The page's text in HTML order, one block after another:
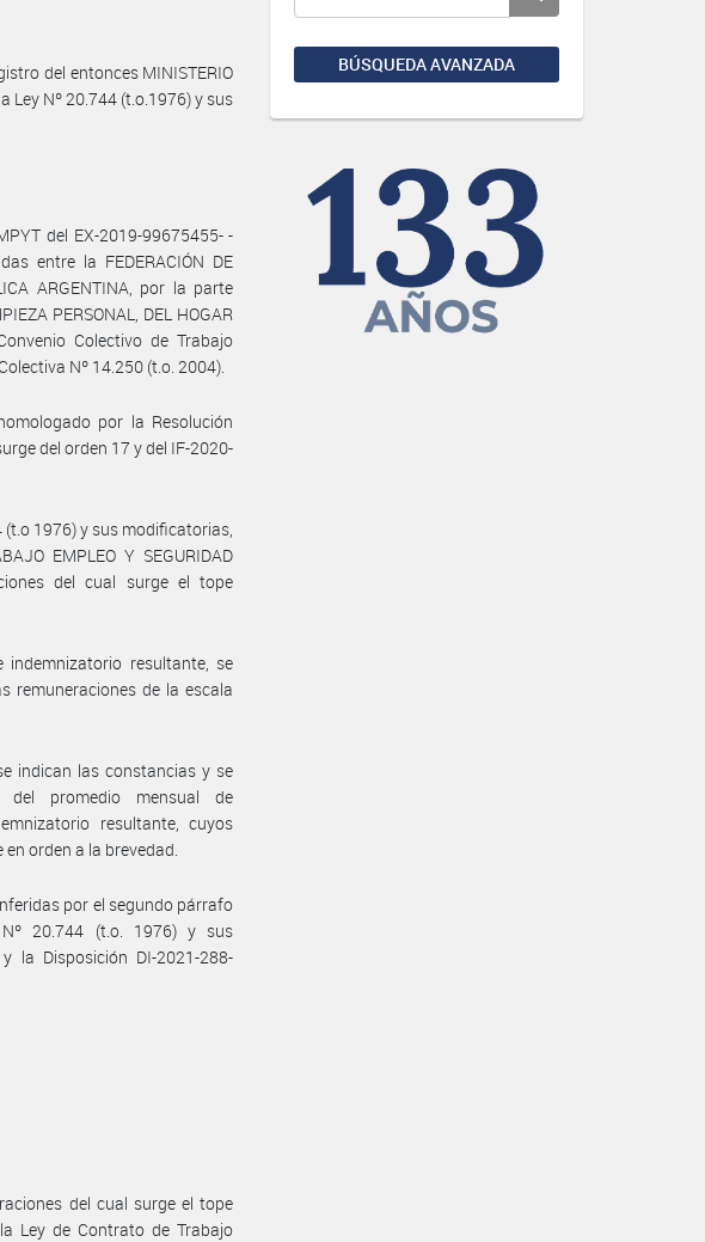
BÚSQUEDA AVANZADA
del entonces MINISTERIO
Ley Nº 20.744 (t.o.1976) y sus
del EX-2019-99675455- -
entre la FEDERACIÓN DE
ARGENTINA, por la parte
PERSONAL, DEL HOGAR
Colectivo de Trabajo
Nº 14.250 (t.o. 2004).
por la Resolución
del orden 17 y del IF-2020-
(t.o 1976) y sus modificatorias,
EMPLEO Y SEGURIDAD
del cual surge el tope
resultante, se
remuneraciones de la escala
indican las constancias y se
promedio mensual de
resultante, cuyos
orden a la brevedad.
por el segundo párrafo
20.744 (t.o. 1976) y sus
la Disposición DI-2021-288-
del cual surge el tope
Ley de Contrato de Trabajo